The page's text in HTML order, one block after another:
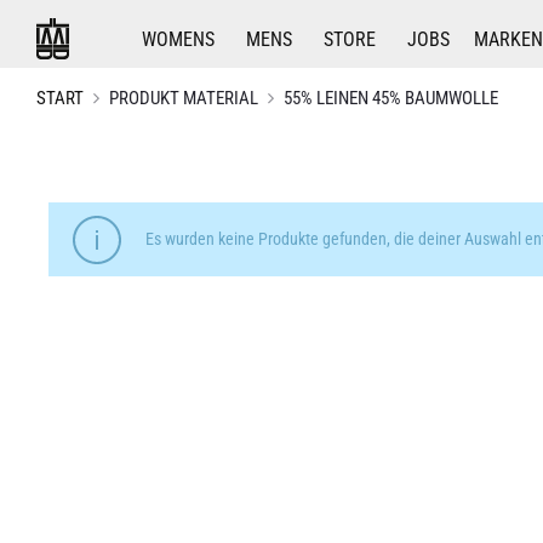
WOMENS MENS STORE JOBS MARKEN
START PRODUKT MATERIAL 55% LEINEN 45% BAUMWOLLE
Es wurden keine Produkte gefunden, die deiner Auswahl